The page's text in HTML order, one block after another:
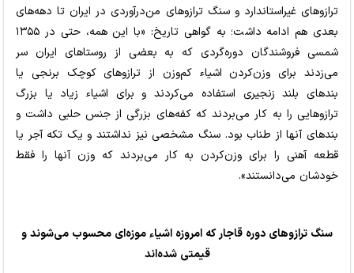
ترازوهای غیراستاندارد و سنگ ترازوهای من‌درآوردی در ایران تا دهه‌های
بعدی هم ادامه داشت؛ به گواهی تاریخ: «با این همه، حتی در ۱۳۵۵
شمسی فروشندگان دوره‌گردی که به بعضی از روستاهای ایران سر
می‌زدند برای وزن‌کردن اشیاء کم‌وزن از ترازوهای کوچک برنجی یا
بندهای بلند زنجیری استفاده می‌کردند و برای اشیاء زیاد یا بزرگ
ترازوهایی را به کار می‌بردند که کفه‌های بزرگی از جنس حلبی داشت و
بندهای آنها از طناب بود. سنگ مشخصی نیز نداشتند و یک تکه آجر یا
قطعه آهنی را برای وزن‌کردن به کار می‌بردند که وزن آنها را فقط
خودشان می‌دانستند».
سنگ ترازوهای دوره قاجار که امروزه اشیاء موزه‌ای محسوب می‌شوند و
قیمتی شده‌اند